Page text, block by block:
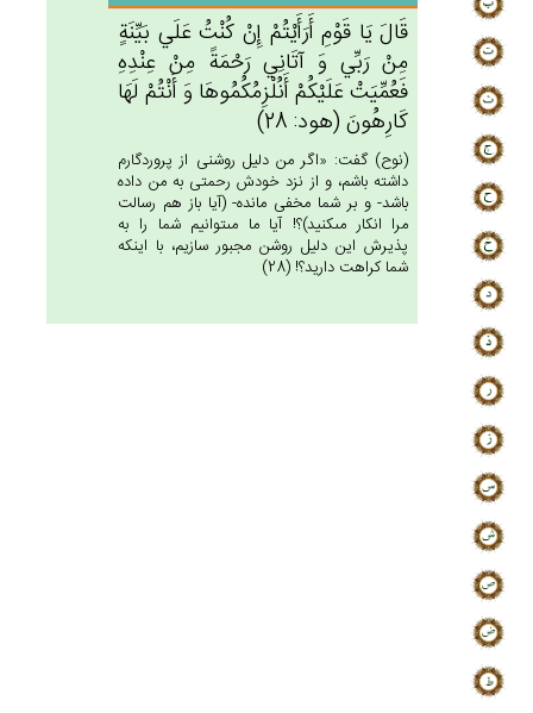
قَال‌َ يَا قَوْم‌ِ أَرَأَيْتُم‌ْ إِنْ‌ كُنْت‌ُ عَلَي‌ بَيِّنَة‌ٍ
مِنْ‌ رَبِّي‌ وَ آتَانِي‌ رَحْمَة‌ً مِن‌ْ عِنْدِه‌ِ
فَعُمِّيَت‌ْ عَلَيْكُم‌ْ أَنُلْزِمُكُمُوهَا وَ أَنْتُم‌ْ لَهَا
كَارِهُون‌َ (هود: 28)
(نوح) گفت: «اگر من دليل روشنى از پروردگارم
داشته باشم، و از نزد خودش رحمتى به من داده
باشد- و بر شما مخفى مانده- (آيا باز هم رسالت
مرا انكار مى‏كنيد)؟! آيا ما مى‏توانيم شما را به
پذيرش اين دليل روشن مجبور سازيم، با اينكه
شما كراهت داريد؟! (28)